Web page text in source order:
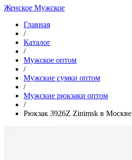
Женское Мужское
Главная
/
Каталог
/
Мужское оптом
/
Мужские сумки оптом
/
Мужские рюкзаки оптом
/
Рюкзак 3926Z Zinimsk в Москве